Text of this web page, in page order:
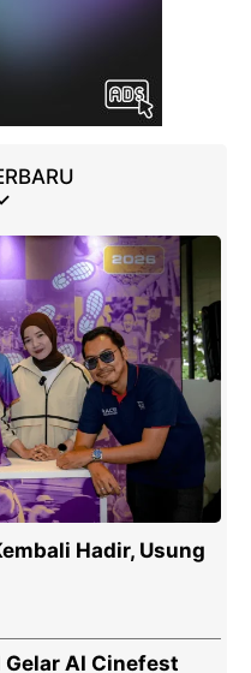
Hadir, Usung
Gelar AI Cinefest